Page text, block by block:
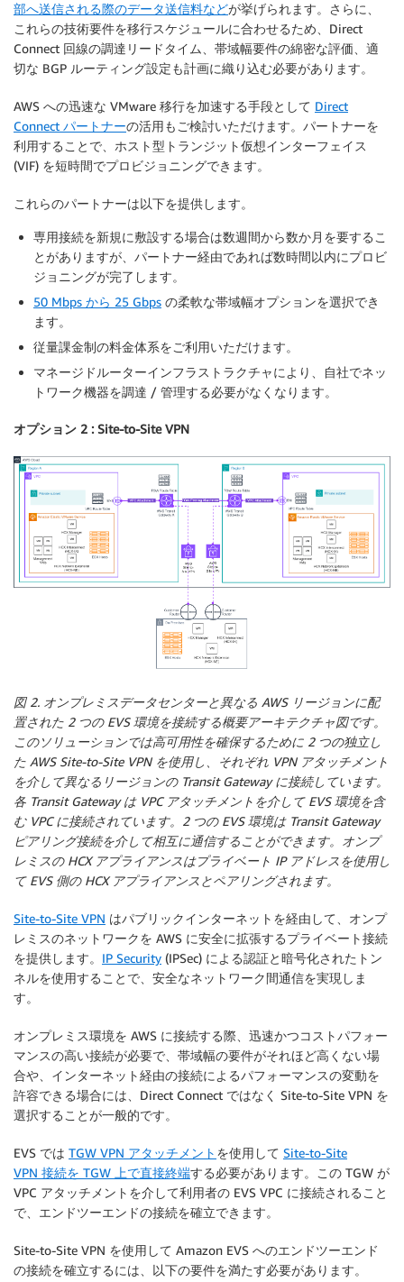
部へ送信される際のデータ送信料などが挙げられます。さらに、
これらの技術要件を移行スケジュールに合わせるため、Direct
Connect 回線の調達リードタイム、帯域幅要件の綿密な評価、適
切な BGP ルーティング設定も計画に織り込む必要があります。
AWS への迅速な VMware 移行を加速する手段として Direct
Connect パートナーの活用もご検討いただけます。パートナーを
利用することで、ホスト型トランジット仮想インターフェイス
(VIF) を短時間でプロビジョニングできます。
これらのパートナーは以下を提供します。
専用接続を新規に敷設する場合は数週間から数か月を要するこ
とがありますが、パートナー経由であれば数時間以内にプロビ
ジョニングが完了します。
50 Mbps から 25 Gbps の柔軟な帯域幅オプションを選択でき
ます。
従量課金制の料金体系をご利用いただけます。
マネージドルーターインフラストラクチャにより、自社でネッ
トワーク機器を調達 / 管理する必要がなくなります。
オプション 2 : Site-to-Site VPN
図 2. オンプレミスデータセンターと異なる AWS リージョンに配
置された 2 つの EVS 環境を接続する概要アーキテクチャ図です。
このソリューションでは高可用性を確保するために 2 つの独立し
た AWS Site-to-Site VPN を使用し、それぞれ VPN アタッチメント
を介して異なるリージョンの Transit Gateway に接続しています。
各 Transit Gateway は VPC アタッチメントを介して EVS 環境を含
む VPC に接続されています。2 つの EVS 環境は Transit Gateway
ピアリング接続を介して相互に通信することができます。オンプ
レミスの HCX アプライアンスはプライベート IP アドレスを使用し
て EVS 側の HCX アプライアンスとペアリングされます。
Site-to-Site VPN はパブリックインターネットを経由して、オンプ
レミスのネットワークを AWS に安全に拡張するプライベート接続
を提供します。 IP Security (IPSec) による認証と暗号化されたトン
ネルを使用することで、安全なネットワーク間通信を実現しま
す。
オンプレミス環境を AWS に接続する際、迅速かつコストパフォー
マンスの高い接続が必要で、帯域幅の要件がそれほど高くない場
合や、インターネット経由の接続によるパフォーマンスの変動を
許容できる場合には、Direct Connect ではなく Site-to-Site VPN を
選択することが一般的です。
EVS では TGW VPN アタッチメント を使用して Site-to-Site
VPN 接続を TGW 上で直接終端する必要があります。この TGW が
VPC アタッチメントを介して利用者の EVS VPC に接続されること
で、エンドツーエンドの接続を確立できます。
Site-to-Site VPN を使用して Amazon EVS へのエンドツーエンド
の接続を確立するには、以下の要件を満たす必要があります。